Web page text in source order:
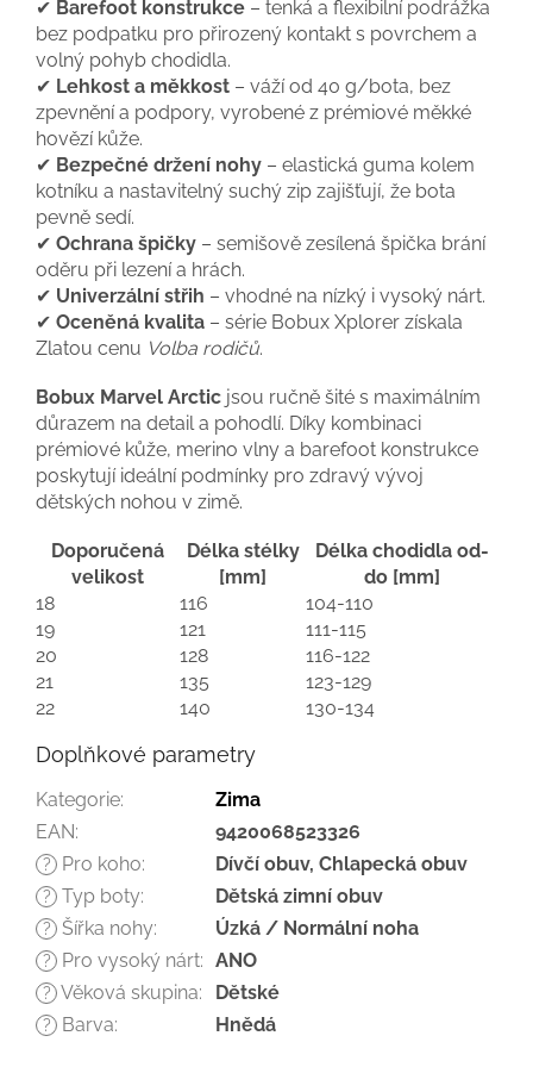
✔ Barefoot konstrukce – tenká a flexibilní podrážka
bez podpatku pro přirozený kontakt s povrchem a
volný pohyb chodidla.
✔ Lehkost a měkkost – váží od 40 g/bota, bez
zpevnění a podpory, vyrobené z prémiové měkké
hovězí kůže.
✔ Bezpečné držení nohy – elastická guma kolem
kotníku a nastavitelný suchý zip zajišťují, že bota
pevně sedí.
✔ Ochrana špičky – semišově zesílená špička brání
oděru při lezení a hrách.
✔ Univerzální střih – vhodné na nízký i vysoký nárt.
✔ Oceněná kvalita – série Bobux Xplorer získala
Zlatou cenu Volba rodičů.
Bobux Marvel Arctic jsou ručně šité s maximálním
důrazem na detail a pohodlí. Díky kombinaci
prémiové kůže, merino vlny a barefoot konstrukce
poskytují ideální podmínky pro zdravý vývoj
dětských nohou v zimě.
Doporučená
velikost
Délka stélky
[mm]
Délka chodidla od-
do [mm]
18
116
104-110
19
121
111-115
20
128
116-122
21
135
123-129
22
140 130-134
Doplňkové parametry
Kategorie:
Zima
EAN: 9420068523326
? Pro koho: Dívčí obuv, Chlapecká obuv
? Typ boty: Dětská zimní obuv
? Šířka nohy: Úzká / Normální noha
? Pro vysoký nárt: ANO
? Věková skupina: Dětské
? Barva: Hnědá